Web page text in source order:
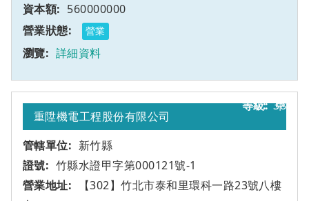
560000000
營業
詳細資料
38
重陞機電工程股份有限公司
新竹縣
竹縣水證甲字第000121號-1
【302】竹北市泰和里環科一路23號八樓
甲